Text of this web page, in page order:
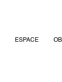
ESPACE